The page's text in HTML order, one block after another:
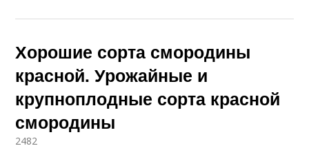
Хорошие сорта смородины
красной. Урожайные и
крупноплодные сорта красной
смородины
2482